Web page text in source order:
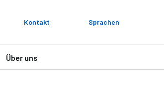
Kontakt Sprachen
Über uns